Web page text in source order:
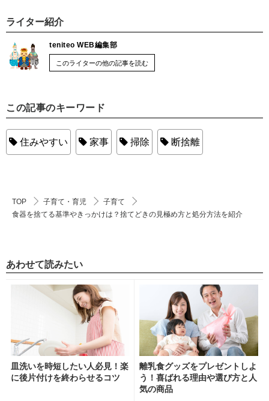
ライター紹介
teniteo WEB編集部
このライターの他の記事を読む
この記事のキーワード
住みやすい 家事 掃除 断捨離
TOP 子育て・育児
子育て
食器を捨てる基準やきっかけは？捨てどきの見極め方と処分方法を紹介
あわせて読みたい
皿洗いを時短したい人必見！楽
に後片付けを終わらせるコツ
離乳食グッズをプレゼントしよ
う！喜ばれる理由や選び方と人
気の商品